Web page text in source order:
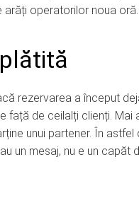
arăți operatorilor noua oră.
rezervarea a început
față de ceilalți clienți. Mai
unui partener. În astfel
un mesaj, nu e un capăt